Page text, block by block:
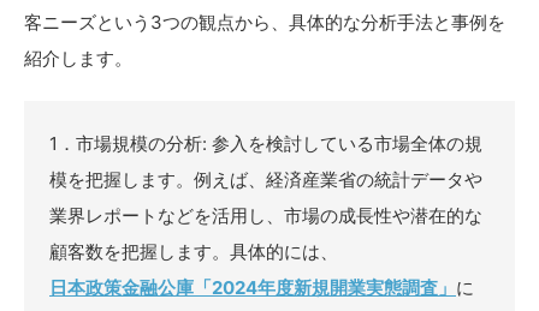
客ニーズという3つの観点から、具体的な分析手法と事例を
紹介します。
1．市場規模の分析: 参入を検討している市場全体の規
模を把握します。例えば、経済産業省の統計データや
業界レポートなどを活用し、市場の成長性や潜在的な
顧客数を把握します。具体的には、
日本政策金融公庫「2024年度新規開業実態調査」 に